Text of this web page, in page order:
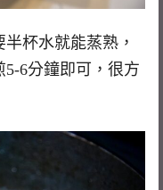
杯水就能蒸熟，
6分鐘即可，很方